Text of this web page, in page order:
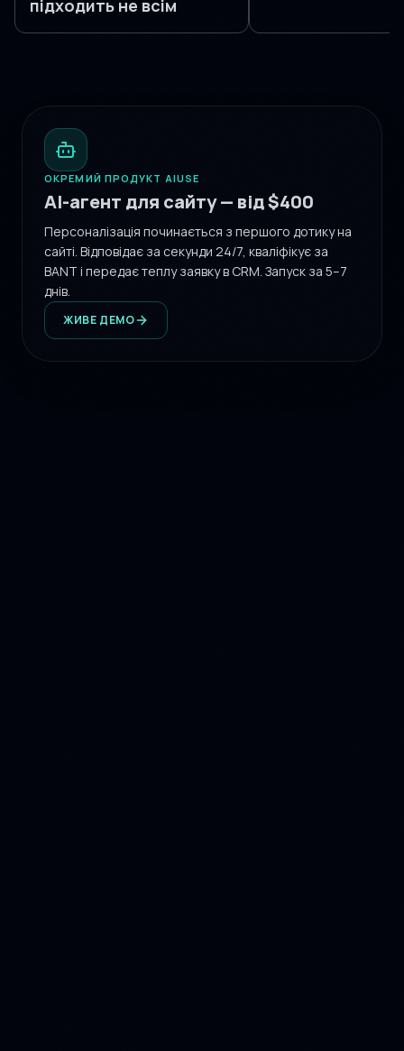
підходить не всім
ОКРЕМИЙ ПРОДУКТ AIUSE
AI-агент для сайту — від $400
Персоналізація починається з першого дотику на
сайті. Відповідає за секунди 24/7, кваліфікує за
BANT і передає теплу заявку в CRM. Запуск за 5–7
днів.
ЖИВЕ ДЕМО